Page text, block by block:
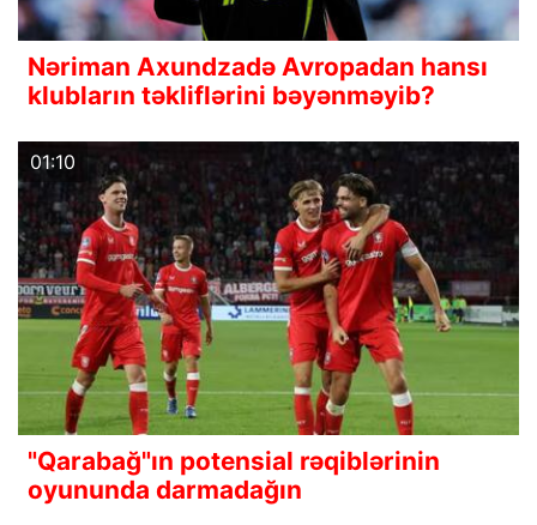
Nəriman Axundzadə Avropadan hansı
klubların təkliflərini bəyənməyib?
01:10
"Qarabağ"ın potensial rəqiblərinin
oyununda darmadağın